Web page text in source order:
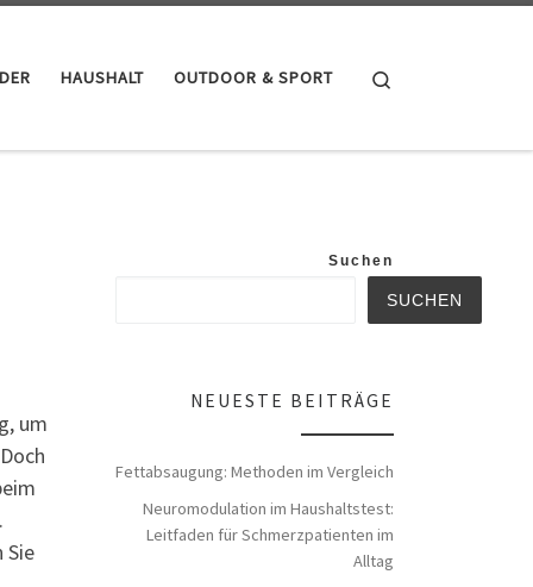
HAUSHALT OUTDOOR & SPORT
um
Sie
Suchen
SUCHEN
NEUESTE BEITRÄGE
Fettabsaugung: Methoden im Vergleich
Neuromodulation im Haushaltstest:
Leitfaden für Schmerzpatienten im
Alltag